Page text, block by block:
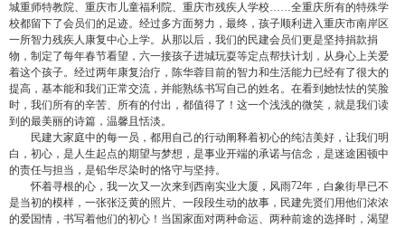
城重师特教院、重庆市儿童福利院、重庆市残疾人学校……全重庆所有的特殊学
校都留下了会员们的足迹。经过多方面努力，最终，孩子顺利进入重庆市南岸区
一所智力残疾人康复中心上学。从那以后，我们的民建会员们更是坚持捐款捐
物，制定了每年春节看望，六一接孩子进城玩耍等定点帮扶计划，从身心上关爱
着这个孩子。经过两年康复治疗，陈华蓉目前的智力和生活能力已经有了很大的
提高，基本能和我们正常交流，并能熟练书写自己的姓名。在看到她怯怯的笑脸
时，我们所有的辛苦、所有的付出，都值得了！这一个浅浅的微笑，就是我们读
到的最美丽的诗篇，温馨且恬淡。
民建大家庭中的每一员，都用自己的行动阐释着初心的纯洁美好，让我们明
白，初心，是人生起点的期望与梦想，是事业开端的承诺与信念，是迷途困顿中
的责任与担当，是铅华尽染时的恪守与坚持。
怀着寻根的心，我一次又一次来到西南实业大厦，风雨72年，白象街早已不
是当初的模样，一张张泛黄的照片、一段段生动的故事，民建先贤们用他们浓浓
的爱国情，书写着他们的初心！当国家面对两种命运、两种前途的选择时，渴望